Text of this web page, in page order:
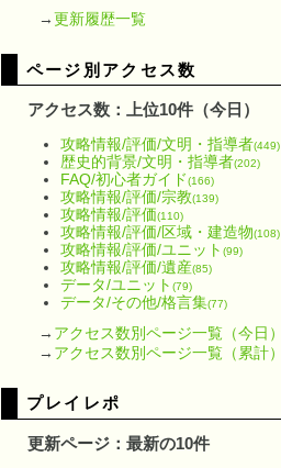
→更新履歴一覧
ページ別アクセス数
アクセス数：上位10件（今日）
攻略情報/評価/文明・指導者(449)
歴史的背景/文明・指導者(202)
FAQ/初心者ガイド(166)
攻略情報/評価/宗教(139)
攻略情報/評価(110)
攻略情報/評価/区域・建造物(108)
攻略情報/評価/ユニット (99)
攻略情報/評価/遺産(85)
データ/ユニット (79)
データ/その他/格言集(77)
→ アクセス数別ページ一覧（今日）
→ アクセス数別ページ一覧（累計）
プレイレポ
更新ページ：最新の10件